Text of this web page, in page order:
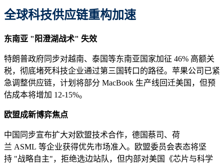
全球科技供应链重构加速
东南亚 "阳澄湖战术" 失效
特朗普政府同步对越南、泰国等东南亚国家加征 46% 高额关
税，彻底堵死科技企业通过第三国转口的路径。苹果公司已紧
急调整供应链，计划将部分 MacBook 生产线回迁美国，但预
估成本将增加 12-15%。
欧盟成新博弈焦点
中国同步宣布扩大对欧盟技术合作，德国蔡司、荷
兰 ASML 等企业获得优先市场准入。欧盟委员会表态将坚
持 "战略自主"，拒绝选边站队，但内部对美国《芯片与科学